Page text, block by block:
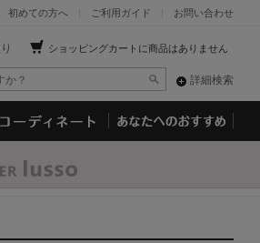
お問い合わせ
ご利用ガイド
初めての方へ
ショッピングカートに商品はありません
詳細検索